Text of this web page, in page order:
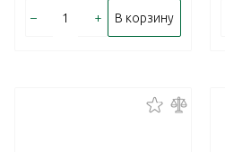
– + В корзину